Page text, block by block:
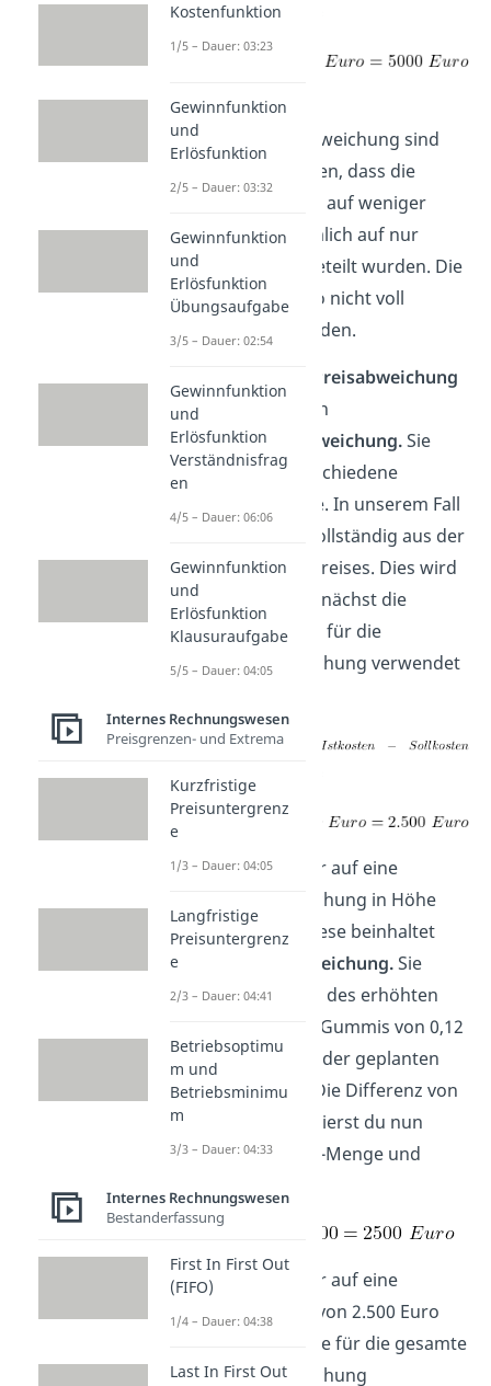
Diese 5.000 €
Beschäftigungsabweichung sind
dadurch entstanden, dass die
gleichen Fixkosten auf weniger
Gummienten, nämlich auf nur
50.000 Stück aufgeteilt wurden. Die
Fixkosten sind also nicht voll
ausgeschöpft worden.
Verbrauchs- und Preisabweichung
Betrachten wir nun
dieVerbrauchsabweichung.Sie
kommt durch verschiedene
Faktoren zustande. In unserem Fall
besteht sie aber vollständig aus der
Abweichung des Preises. Dies wird
deutlich, indem zunächst die
allgemeine Formel für die
Verbrauchsabweichung verwendet
Somit kommen wir auf eine
Verbrauchsabweichung in Höhe
von 2.500 Euro. Diese beinhaltet
auch die
Preisabweichung.Sie
entsteht aufgrund des erhöhten
Einkaufspreis des Gummis von 0,12
Euro / Stück, statt der geplanten
0,07 Euro/ Stück. Die Differenz von
0,05 Euro multiplizierst du nun
einfach mit der Ist-Menge und
Somit kommen wir auf eine
Preisabweichung von 2.500 Euro
und sehen, dass sie für die gesamte
Verbrauchsabweichung
Kostenfunktion
1/5 – Dauer: 03:23
Gewinnfunktion
und
Erlösfunktion
2/5 – Dauer: 03:32
Gewinnfunktion
und
Erlösfunktion
Übungsaufgabe
3/5 – Dauer: 02:54
Gewinnfunktion
und
Erlösfunktion
Verständnisfrag
en
4/5 – Dauer: 06:06
Gewinnfunktion
und
Erlösfunktion
Klausuraufgabe
5/5 – Dauer: 04:05
Internes Rechnungswesen
Preisgrenzen- und Extrema
Kurzfristige
Preisuntergrenz
e
1/3 – Dauer: 04:05
Langfristige
Preisuntergrenz
e
2/3 – Dauer: 04:41
Betriebsoptimu
m und
Betriebsminimu
m
3/3 – Dauer: 04:33
Internes Rechnungswesen
Bestanderfassung
First In First Out
(FIFO)
1/4 – Dauer: 04:38
Last In First Out